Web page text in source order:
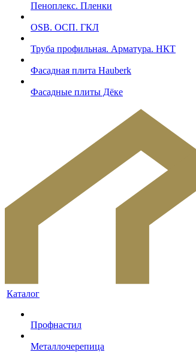
Пеноплекс. Пленки
OSB. ОСП. ГКЛ
Труба профильная. Арматура. НКТ
Фасадная плита Hauberk
Фасадные плиты Дёке
Каталог
Профнастил
Металлочерепица